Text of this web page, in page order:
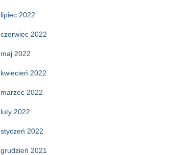
lipiec 2022
czerwiec 2022
maj 2022
kwiecień 2022
marzec 2022
luty 2022
styczeń 2022
grudzień 2021